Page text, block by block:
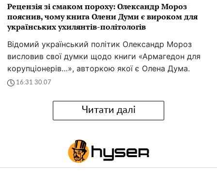
Рецензія зі смаком пороху: Олександр Мороз
пояснив, чому книга Олени Думи є вироком для
українських ухилянтів-політологів
Відомий український політик Олександр Мороз
висловив свої думки щодо книги «Армагедон для
корупціонерів…», авторкою якої є Олена Дума.
16:31 30.07
Читати далі